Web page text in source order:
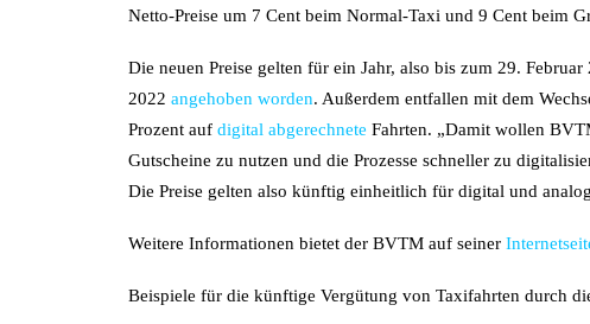
Netto-Preise um 7 Cent beim Normal-Taxi und 9 Cent beim
Die neuen Preise gelten für ein Jahr, also bis zum 29.
2022 angehoben worden. Außerdem entfallen mit dem
Prozent auf digital abgerechnete Fahrten. „Damit wollen
Gutscheine zu nutzen und die Prozesse schneller zu
Die Preise gelten also künftig einheitlich für digital und
Weitere Informationen bietet der BVTM auf seiner
Beispiele für die künftige Vergütung von Taxifahrten durch